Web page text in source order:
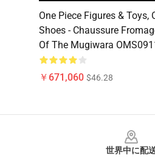
One Piece Figures & Toys,
Shoes - Chaussure
Of The Mugiwara
￥671,060 $46.28
世界中に配